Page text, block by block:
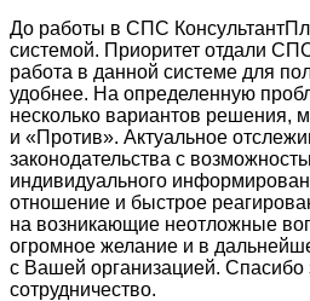
До работы в СПС
системой. Приоритет отдали
работа в данной системе для
удобнее. На определенную
несколько вариантов решения,
и «Против». Актуальное
законодательства с
индивидуального
отношение и быстрое
на возникающие неотложные
огромное желание и в
с Вашей организацией. Спасибо
сотрудничество.